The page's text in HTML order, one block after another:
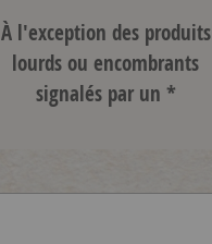
À l'exception des produits
lourds ou encombrants
signalés par un *